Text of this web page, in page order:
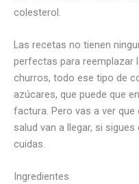
colesterol.
Las recetas no tienen
perfectas para reemplazar
churros, todo ese tipo de
azúcares, que puede que
factura. Pero vas a ver
salud van a llegar, si
cuidas.
Ingredientes